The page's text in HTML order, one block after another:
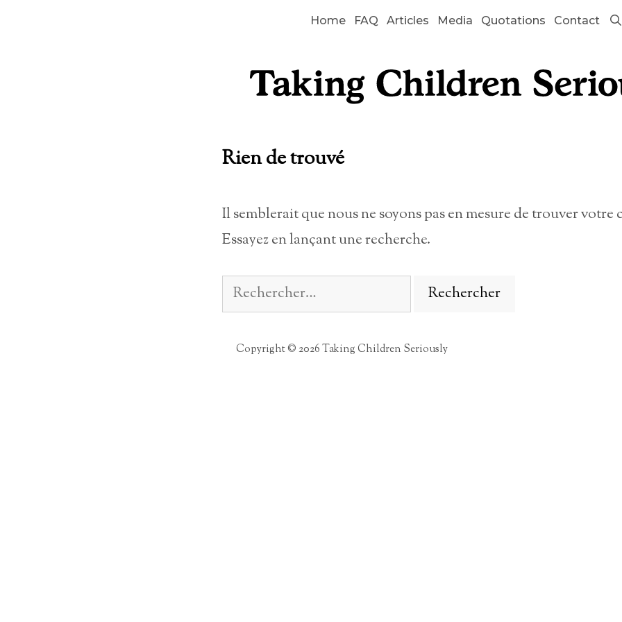
Home FAQ Articles Media Quotations Contact
Rien de trouvé
Il semblerait que nous ne soyons pas en mesure de trouver votre
Essayez en lançant une recherche.
Rechercher :
Copyright © 2026 Taking Children Seriously